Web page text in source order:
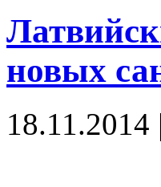
новых
18.11.2014 |